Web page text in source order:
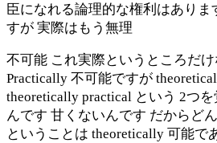
臣になれる論理的な権利はあり
すが 実際はもう無理
不可能 これ実際というところだ
Practically 不可能ですが
theoretically practical という 2つ
んです 甘くないんです だからど
ということは theoretically 可能で